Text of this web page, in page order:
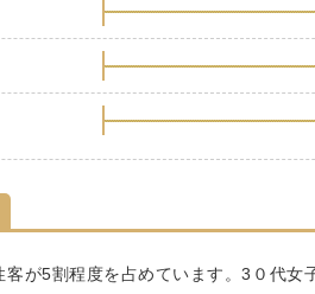
客が5割程度を占めています。3０代女